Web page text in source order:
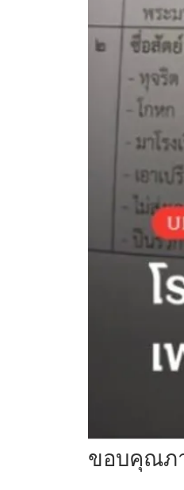
ขอบคุณภ